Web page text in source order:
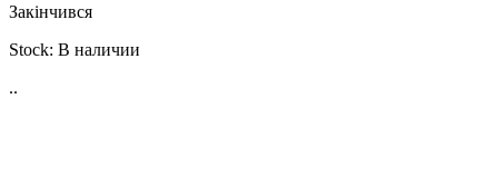
Закінчився
Stock: В наличии
..